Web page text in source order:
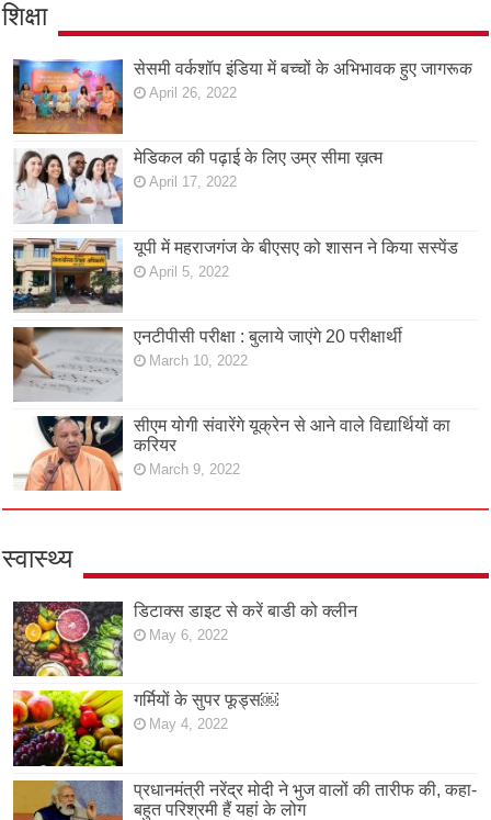
शिक्षा
सेसमी वर्कशॉप इंडिया में बच्चों के अभिभावक हुए जागरूक
April 26, 2022
मेडिकल की पढ़ाई के लिए उम्र सीमा ख़त्म
April 17, 2022
यूपी में महराजगंज के बीएसए को शासन ने किया सस्पेंड
April 5, 2022
एनटीपीसी परीक्षा : बुलाये जाएंगे 20 परीक्षार्थी
March 10, 2022
सीएम योगी संवारेंगे यूक्रेन से आने वाले विद्यार्थियों का
करियर
March 9, 2022
स्वास्थ्य
डिटाक्स डाइट से करें बाडी को क्लीन
May 6, 2022
गर्मियों के सुपर फूड्स￼
May 4, 2022
प्रधानमंत्री नरेंद्र मोदी ने भुज वालों की तारीफ की, कहा-
बहुत परिश्रमी हैं यहां के लोग